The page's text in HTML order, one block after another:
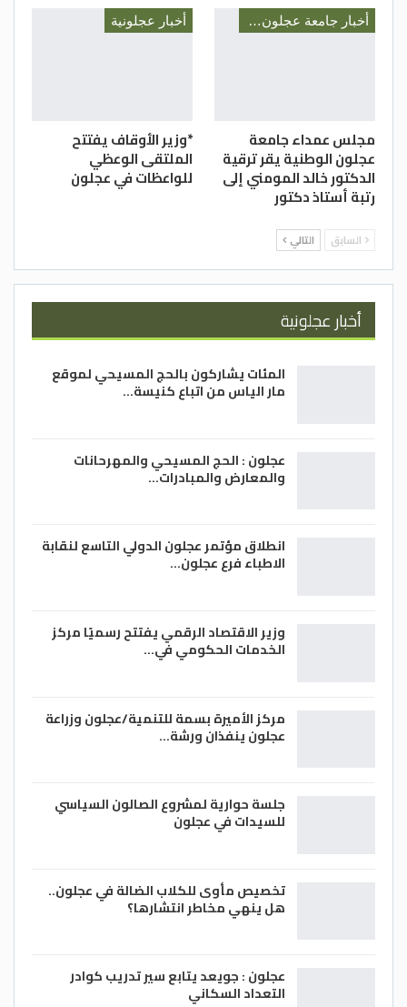
الخيره فلابيعة إلا لمليكنا الهاشمي مصداقا
العربية والإسلامية والإنسانية جمعا ؛ وأن
يحفظ ولي عهده المحبوب سمو الأمير الحسين
بن عبدالله حفظه الله ورعاه.
الدستور – علي القضاة
أخبار جامعة عجلون الوطنية
مجلس عمداء جامعة
عجلون الوطنية يقر ترقية
الدكتور خالد المومني إلى
رتبة أستاذ دكتور
أخبار عجلونية
*وزير الأوقاف يفتتح
الملتقى الوعظي
للواعظات في عجلون
السابق التالي
أخبار عجلونية
المئات يشاركون بالحج المسيحي لموقع
مار الياس من اتباع كنيسة…
عجلون : الحج المسيحي والمهرحانات
والمعارض والمبادرات…
انطلاق مؤتمر عجلون الدولي التاسع لنقابة
الاطباء فرع عجلون…
وزير الاقتصاد الرقمي يفتتح رسميًا مركز
الخدمات الحكومي في…
مركز الأميرة بسمة للتنمية/عجلون وزراعة
عجلون ينفذان ورشة…
جلسة حوارية لمشروع الصالون السياسي
للسيدات في عجلون
تخصيص مأوى للكلاب الضالة في عجلون..
هل ينهي مخاطر انتشارها؟
عجلون : جويعد يتابع سير تدريب كوادر
التعداد السكاني